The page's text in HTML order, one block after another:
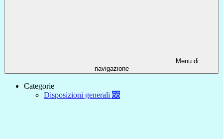
Menu di
navigazione
Categorie
Disposizioni generali 66